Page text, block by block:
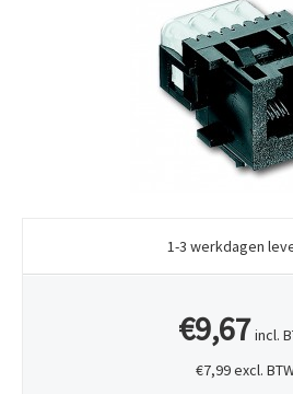
1-3 werkdagen
€9,67incl.
€7,99 excl.